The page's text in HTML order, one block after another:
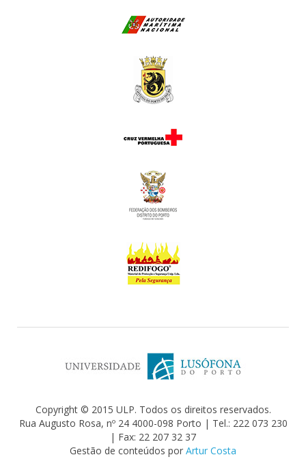
Copyright © 2015 ULP. Todos os direitos reservados.
Rua Augusto Rosa, nº 24 4000-098 Porto | Tel.: 222 073 230
| Fax: 22 207 32 37
Gestão de conteúdos por Artur Costa